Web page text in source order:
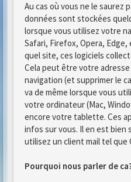
Au cas où vous ne le saurez
données sont stockées
lorsque vous utilisez votre
Safari, Firefox, Opera,
quel site, ces logiciels
Cela peut être votre
navigation (et supprimer le
va de même lorsque vous
votre ordinateur (Mac,
encore votre tablette. Ces
infos sur vous. Il en est bien
utilisez un client mail tel que
Pourquoi nous parler de